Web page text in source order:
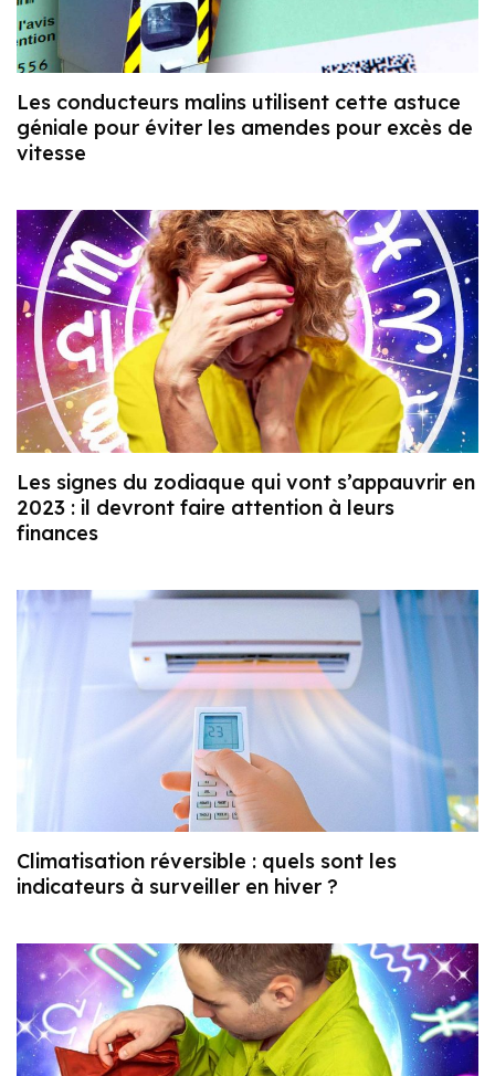
Les conducteurs malins utilisent cette astuce
géniale pour éviter les amendes pour excès de
vitesse
Les signes du zodiaque qui vont s’appauvrir en
2023 : il devront faire attention à leurs
finances
Climatisation réversible : quels sont les
indicateurs à surveiller en hiver ?